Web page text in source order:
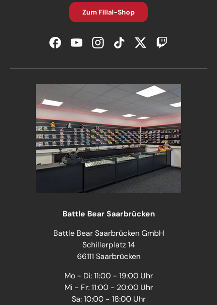
Zum Filial-Shop
FacebookYouTubeInstagramTikTokTwitterTwitch
Battle Bear Saarbrücken
Battle Bear Saarbrücken GmbH
Schillerplatz 14
66111 Saarbrücken
Mo - Di: 11:00 - 19:00 Uhr
Mi - Fr: 11:00 - 20:00 Uhr
Sa: 10:00 - 18:00 Uhr